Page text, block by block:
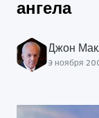
ангела
Джон
9 ноября